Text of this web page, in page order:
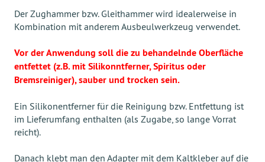
Der Zughammer bzw. Gleithammer wird idealerweise in
Kombination mit anderem Ausbeulwerkzeug verwendet.
Vor der Anwendung soll die zu behandelnde Oberfläche
entfettet (z.B. mit Silikonntferner, Spiritus oder
Bremsreiniger), sauber und trocken sein.
Ein Silikonentferner für die Reinigung bzw. Entfettung ist
im Lieferumfang enthalten (als Zugabe, so lange Vorrat
reicht).
Danach klebt man den Adapter mit dem Kaltkleber auf die